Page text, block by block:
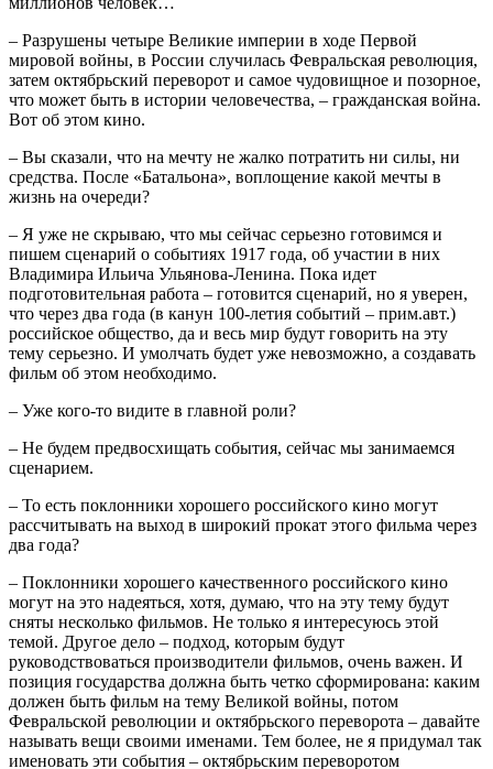
– Разрушены четыре Великие империи в ходе Первой
мировой войны, в России случилась Февральская революция,
затем октябрьский переворот и самое чудовищное и позорное,
что может быть в истории человечества, – гражданская война.
Вот об этом кино.
– Вы сказали, что на мечту не жалко потратить ни силы, ни
средства. После «Батальона», воплощение какой мечты в
жизнь на очереди?
– Я уже не скрываю, что мы сейчас серьезно готовимся и
пишем сценарий о событиях 1917 года, об участии в них
Владимира Ильича Ульянова-Ленина. Пока идет
подготовительная работа – готовится сценарий, но я уверен,
что через два года (в канун 100-летия событий – прим.авт.)
российское общество, да и весь мир будут говорить на эту
тему серьезно. И умолчать будет уже невозможно, а создавать
фильм об этом необходимо.
– Уже кого-то видите в главной роли?
– Не будем предвосхищать события, сейчас мы занимаемся
сценарием.
– То есть поклонники хорошего российского кино могут
рассчитывать на выход в широкий прокат этого фильма через
два года?
– Поклонники хорошего качественного российского кино
могут на это надеяться, хотя, думаю, что на эту тему будут
сняты несколько фильмов. Не только я интересуюсь этой
темой. Другое дело – подход, которым будут
руководствоваться производители фильмов, очень важен. И
позиция государства должна быть четко сформирована: каким
должен быть фильм на тему Великой войны, потом
Февральской революции и октябрьского переворота – давайте
называть вещи своими именами. Тем более, не я придумал так
именовать эти события – октябрьским переворотом